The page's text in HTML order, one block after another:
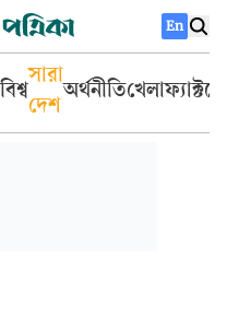
En
বিশ্ব
সারা
দেশ
অর্থনীতিখেলা